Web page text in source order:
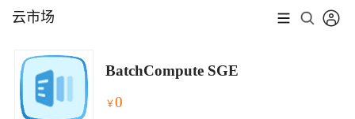
云市场
BatchCompute SGE
￥0